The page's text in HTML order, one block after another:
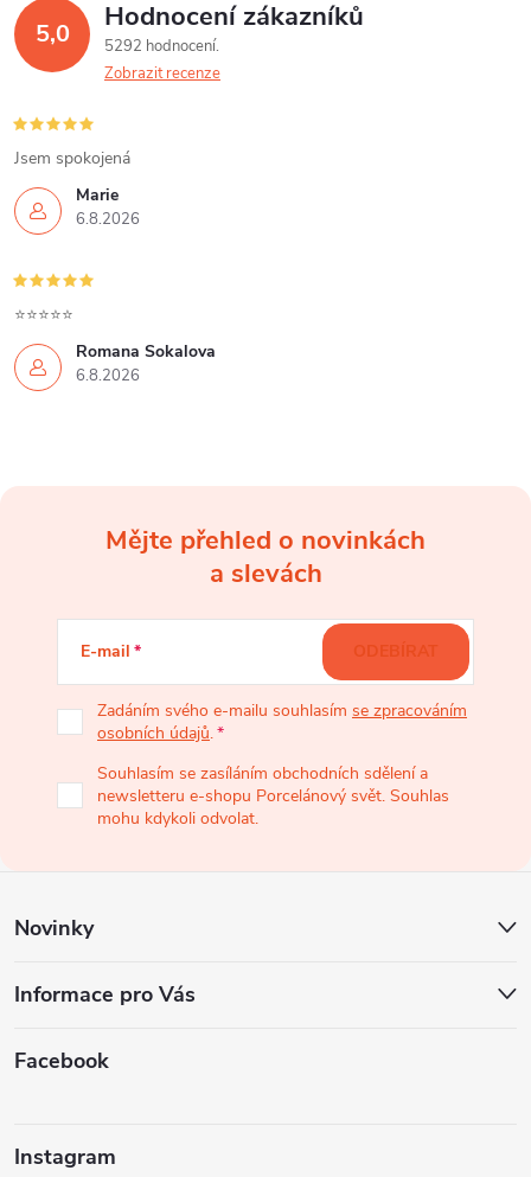
5,0 Hodnocení zákazníků
5292 hodnocení
Zobrazit recenze
Marie
6.8.2026
Jsem spokojená
Romana Sokalova
6.8.2026
⭐⭐⭐⭐⭐
í
Mějte přehled o novinkách
a slevách
E-mail
Zadáním svého e-mailu souhlasím se zpracováním
osobních údajů.
Souhlasím se zasíláním obchodních sdělení a
newsletteru e-shopu Porcelánový svět. Souhlas
mohu kdykoli odvolat.
ODEBÍRAT
Novinky
Informace pro Vás
Facebook
Instagram